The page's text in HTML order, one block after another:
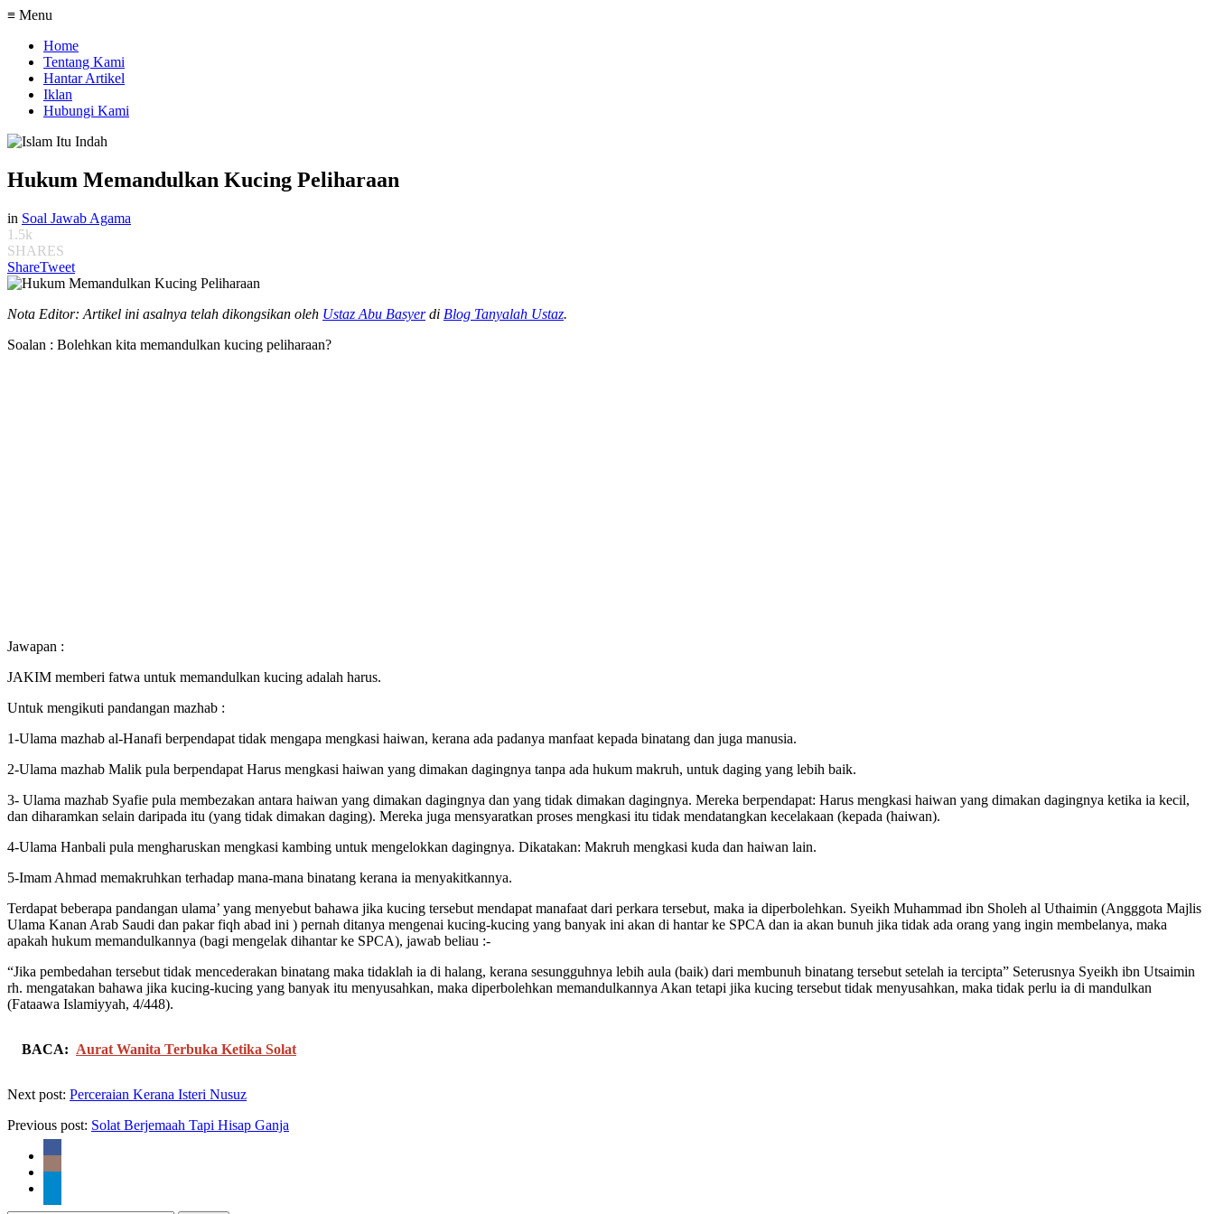
≡ Menu
Home
Tentang Kami
Hantar Artikel
Iklan
Hubungi Kami
Hukum Memandulkan Kucing Peliharaan
in Soal Jawab Agama
1.5k
SHARES
ShareTweet
Nota Editor: Artikel ini asalnya telah dikongsikan oleh Ustaz Abu Basyerdi Blog Tanyalah Ustaz.
Soalan : Bolehkan kita memandulkan kucing peliharaan?
Jawapan :
JAKIM memberi fatwa untuk memandulkan kucing adalah harus.
Untuk mengikuti pandangan mazhab :
1-Ulama mazhab al-Hanafi berpendapat tidak mengapa mengkasi haiwan, kerana ada padanya manfaat kepada binatang dan juga manusia.
2-Ulama mazhab Malik pula berpendapat Harus mengkasi haiwan yang dimakan dagingnya tanpa ada hukum makruh, untuk daging yang lebih baik.
3- Ulama mazhab Syafie pula membezakan antara haiwan yang dimakan dagingnya dan yang tidak dimakan dagingnya. Mereka berpendapat: Harus mengkasi haiwan yang dimakan dagingnya ketika ia kecil,
dan diharamkan selain daripada itu (yang tidak dimakan daging). Mereka juga mensyaratkan proses mengkasi itu tidak mendatangkan kecelakaan (kepada (haiwan).
4-Ulama Hanbali pula mengharuskan mengkasi kambing untuk mengelokkan dagingnya. Dikatakan: Makruh mengkasi kuda dan haiwan lain.
5-Imam Ahmad memakruhkan terhadap mana-mana binatang kerana ia menyakitkannya.
Terdapat beberapa pandangan ulama’ yang menyebut bahawa jika kucing tersebut mendapat manafaat dari perkara tersebut, maka ia diperbolehkan. Syeikh Muhammad ibn Sholeh al Uthaimin (Angggota Majlis
Ulama Kanan Arab Saudi dan pakar fiqh abad ini ) pernah ditanya mengenai kucing-kucing yang banyak ini akan di hantar ke SPCA dan ia akan bunuh jika tidak ada orang yang ingin membelanya, maka
apakah hukum memandulkannya (bagi mengelak dihantar ke SPCA), jawab beliau :-
“Jika pembedahan tersebut tidak mencederakan binatang maka tidaklah ia di halang, kerana sesungguhnya lebih aula (baik) dari membunuh binatang tersebut setelah ia tercipta” Seterusnya Syeikh ibn Utsaimin
rh. mengatakan bahawa jika kucing-kucing yang banyak itu menyusahkan, maka diperbolehkan memandulkannya Akan tetapi jika kucing tersebut tidak menyusahkan, maka tidak perlu ia di mandulkan
(Fataawa Islamiyyah, 4/448).
BACA: Aurat Wanita Terbuka Ketika Solat
Next post: Perceraian Kerana Isteri Nusuz
Previous post: Solat Berjemaah Tapi Hisap Ganja